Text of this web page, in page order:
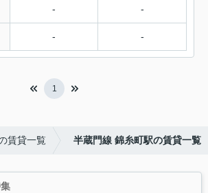
- -
- -
1
賃貸一覧 半蔵門線 錦糸町駅の賃貸一覧